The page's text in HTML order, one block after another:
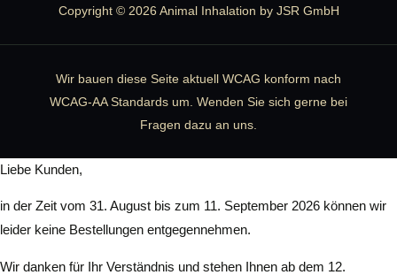
Copyright © 2026 Animal Inhalation by JSR GmbH
Wir bauen diese Seite aktuell WCAG konform nach
WCAG-AA Standards um. Wenden Sie sich gerne bei
Fragen dazu an uns.
Liebe Kunden,
in der Zeit vom 31. August bis zum 11. September 2026 können wir
leider keine Bestellungen entgegennehmen.
Wir danken für Ihr Verständnis und stehen Ihnen ab dem 12.